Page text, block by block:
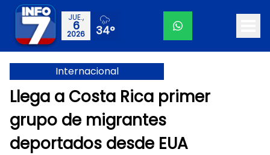
JUE.,
6
2026 34°
Internacional
Llega a Costa Rica primer
grupo de migrantes
deportados desde EUA